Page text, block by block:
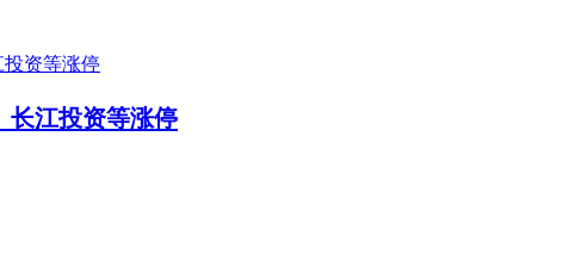
长江投资等涨停